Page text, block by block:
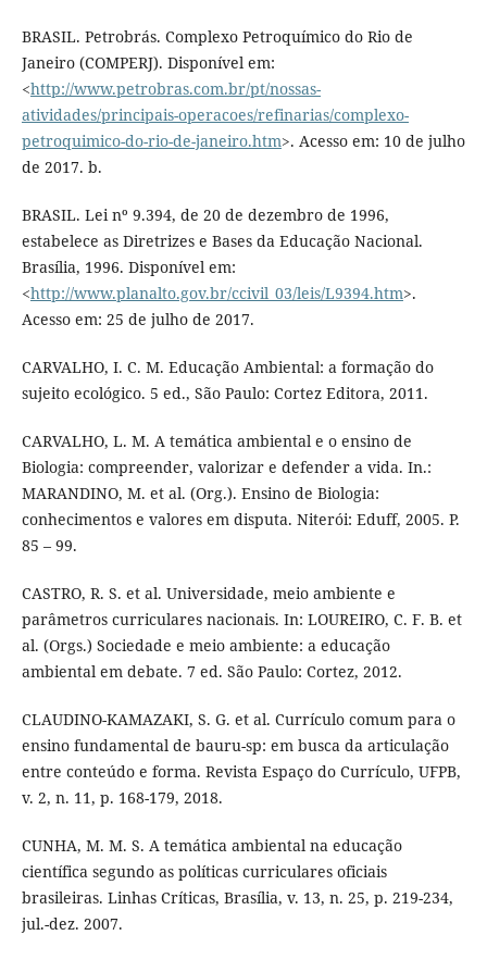
BRASIL. Petrobrás. Complexo Petroquímico do Rio de
Janeiro (COMPERJ). Disponível em:
<http://www.petrobras.com.br/pt/nossas-
atividades/principais-operacoes/refinarias/complexo-
petroquimico-do-rio-de-janeiro.htm>. Acesso em: 10 de julho
de 2017. b.
BRASIL. Lei nº 9.394, de 20 de dezembro de 1996,
estabelece as Diretrizes e Bases da Educação Nacional.
Brasília, 1996. Disponível em:
<http://www.planalto.gov.br/ccivil_03/leis/L9394.htm>.
Acesso em: 25 de julho de 2017.
CARVALHO, I. C. M. Educação Ambiental: a formação do
sujeito ecológico. 5 ed., São Paulo: Cortez Editora, 2011.
CARVALHO, L. M. A temática ambiental e o ensino de
Biologia: compreender, valorizar e defender a vida. In.:
MARANDINO, M. et al. (Org.). Ensino de Biologia:
conhecimentos e valores em disputa. Niterói: Eduff, 2005. P.
85 – 99.
CASTRO, R. S. et al. Universidade, meio ambiente e
parâmetros curriculares nacionais. In: LOUREIRO, C. F. B. et
al. (Orgs.) Sociedade e meio ambiente: a educação
ambiental em debate. 7 ed. São Paulo: Cortez, 2012.
CLAUDINO-KAMAZAKI, S. G. et al. Currículo comum para o
ensino fundamental de bauru-sp: em busca da articulação
entre conteúdo e forma. Revista Espaço do Currículo, UFPB,
v. 2, n. 11, p. 168-179, 2018.
CUNHA, M. M. S. A temática ambiental na educação
científica segundo as políticas curriculares oficiais
brasileiras. Linhas Críticas, Brasília, v. 13, n. 25, p. 219-234,
jul.-dez. 2007.